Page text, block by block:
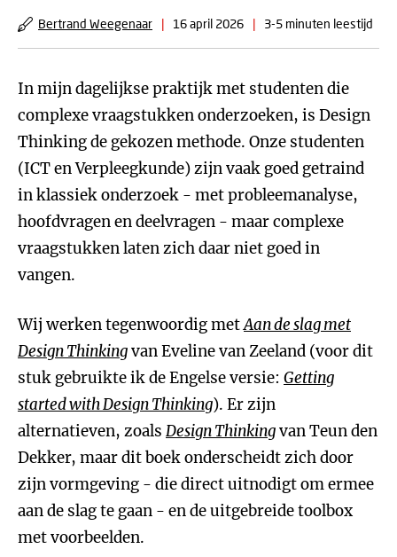
Bertrand Weegenaar | 16 april 2026 | 3-5 minuten leestijd
In mijn dagelijkse praktijk met studenten die
complexe vraagstukken onderzoeken, is Design
Thinking de gekozen methode. Onze studenten
(ICT en Verpleegkunde) zijn vaak goed getraind
in klassiek onderzoek - met probleemanalyse,
hoofdvragen en deelvragen - maar complexe
vraagstukken laten zich daar niet goed in
vangen.
Wij werken tegenwoordig metAan de slag met
Design Thinkingvan Eveline van Zeeland (voor dit
stuk gebruikte ik de Engelse versie: Getting
started with Design Thinking). Er zijn
alternatieven, zoals Design Thinkingvan Teun den
Dekker, maar dit boek onderscheidt zich door
zijn vormgeving - die direct uitnodigt om ermee
aan de slag te gaan - en de uitgebreide toolbox
met voorbeelden.